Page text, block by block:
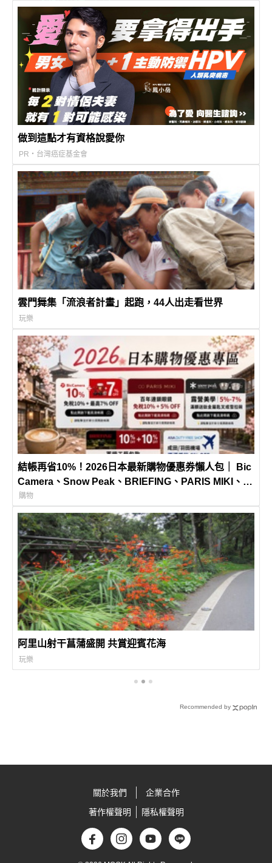
做到這點才有資格說愛你
PR・台灣癌症基金會
雲門舞集「流浪者計畫」起跑，44人出走看世界
玩樂
結帳再省10%！2026日本最新購物優惠券懶人包｜ Bic
Camera、Snow Peak、BRIEFING、PARIS MIKI、
ANA免稅店！不用到處找、不怕遺漏，一次完整收錄！
購物
阿里山射干菖蒲盛開 共賞迎賓花海
玩樂
Recommended by
關於我們
企業合作
著作權聲明
隱私權聲明